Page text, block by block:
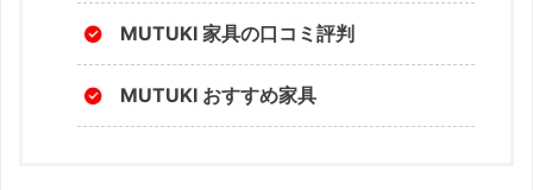
MUTUKI 家具の口コミ評判
MUTUKI おすすめ家具